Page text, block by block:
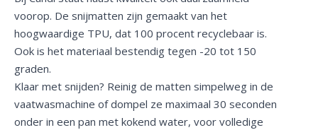
voorop. De snijmatten zijn gemaakt van het
hoogwaardige TPU, dat 100 procent recyclebaar is.
Ook is het materiaal bestendig tegen -20 tot 150
graden.
Klaar met snijden? Reinig de matten simpelweg in de
vaatwasmachine of dompel ze maximaal 30 seconden
onder in een pan met kokend water, voor volledige